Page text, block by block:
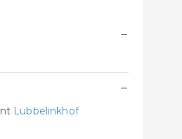
−
−
Lubbelinkhof